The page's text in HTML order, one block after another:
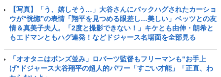
【写真】「う、嬉しそう…」大谷さんにバックハグされたカーショ
ウが“恍惚”の表情「翔平を見つめる眼差し…美しい」ベッツとの友
情＆真美子夫人。「2度と撮影できない！」キケとも由伸・朗希と
もエドマンともハグ連発！などドジャース名場面を全部見る
「オオタニはボンズ並み」ロバーツ監督もフリーマンも“お手上
げ”ドジャース大谷翔平の超人的パワー「すごい才能」「正直、わ